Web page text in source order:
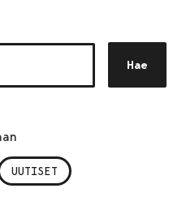
Hae
UUTISET